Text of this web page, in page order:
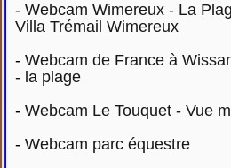
-Webcam Wimereux - La
Villa Trémail Wimereux
-Webcam de France à
- la plage
-Webcam Le Touquet - Vue
-Webcam parc équestre